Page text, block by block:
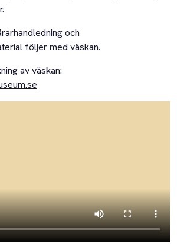
och
följer med väskan.
av väskan: